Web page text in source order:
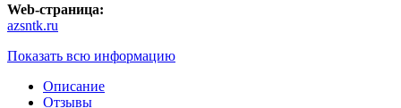
Web-страница:
azsntk.ru
Показать всю информацию
Описание
Отзывы